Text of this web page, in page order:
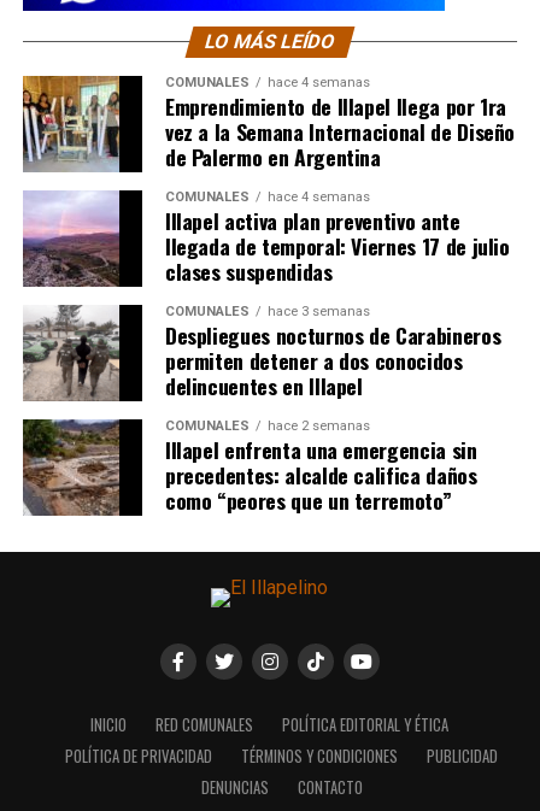
LO MÁS LEÍDO
COMUNALES hace 4 semanas
Emprendimiento de Illapel llega por 1ra
vez a la Semana Internacional de Diseño
de Palermo en Argentina
COMUNALES hace 4 semanas
Illapel activa plan preventivo ante
llegada de temporal: Viernes 17 de julio
clases suspendidas
COMUNALES hace 3 semanas
Despliegues nocturnos de Carabineros
permiten detener a dos conocidos
delincuentes en Illapel
COMUNALES hace 2 semanas
Illapel enfrenta una emergencia sin
precedentes: alcalde califica daños
como “peores que un terremoto”
INICIO RED COMUNALES
POLÍTICA EDITORIAL Y ÉTICA
POLÍTICA DE PRIVACIDAD
TÉRMINOS Y CONDICIONES
PUBLICIDAD
DENUNCIAS
CONTACTO